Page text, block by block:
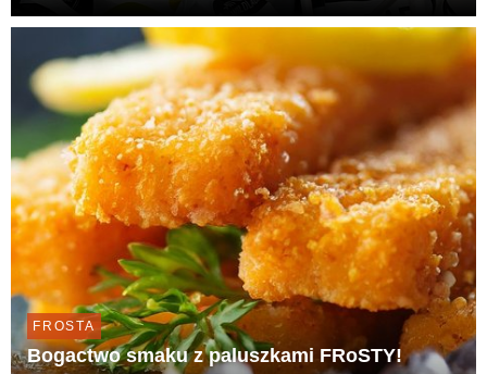
które są smaczne, szybkie w przygotowaniu i nie
zawierają dodatków do...
FROSTA
Bogactwo smaku z paluszkami FRoSTY!